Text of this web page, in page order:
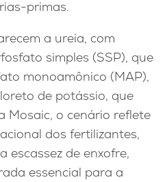
primas.
a ureia, com
simples (SSP), que
monoamônico (MAP),
de potássio, que
Mosaic, o cenário reflete
dos fertilizantes,
escassez de enxofre,
essencial para a